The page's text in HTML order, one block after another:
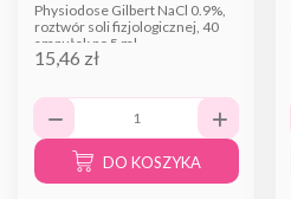
Physiodose Gilbert NaCl 0.9%,
roztwór soli fizjologicznej, 40
ampułek po 5 ml
15,46 zł
DO KOSZYKA